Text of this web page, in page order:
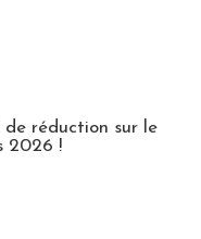
de réduction sur le
2026 !